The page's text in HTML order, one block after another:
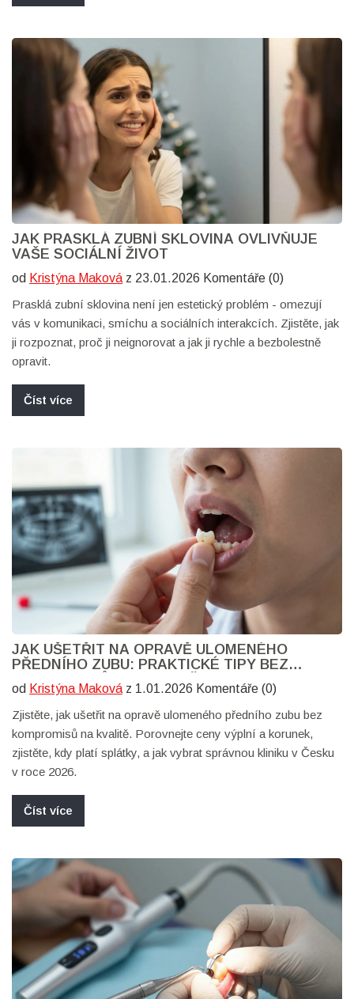
JAK PRASKLÁ ZUBNÍ SKLOVINA OVLIVŇUJE
VAŠE SOCIÁLNÍ ŽIVOT
od Kristýna Maková z 23.01.2026 Komentáře (0)
Prasklá zubní sklovina není jen estetický problém - omezují
vás v komunikaci, smíchu a sociálních interakcích. Zjistěte, jak
ji rozpoznat, proč ji neignorovat a jak ji rychle a bezbolestně
opravit.
Číst více
JAK UŠETŘIT NA OPRAVĚ ULOMENÉHO
PŘEDNÍHO ZUBU: PRAKTICKÉ TIPY BEZ
od Kristýna Maková z 1.01.2026 Komentáře (0)
Zjistěte, jak ušetřit na opravě ulomeného předního zubu bez
kompromisů na kvalitě. Porovnejte ceny výplní a korunek,
zjistěte, kdy platí splátky, a jak vybrat správnou kliniku v Česku
v roce 2026.
Číst více